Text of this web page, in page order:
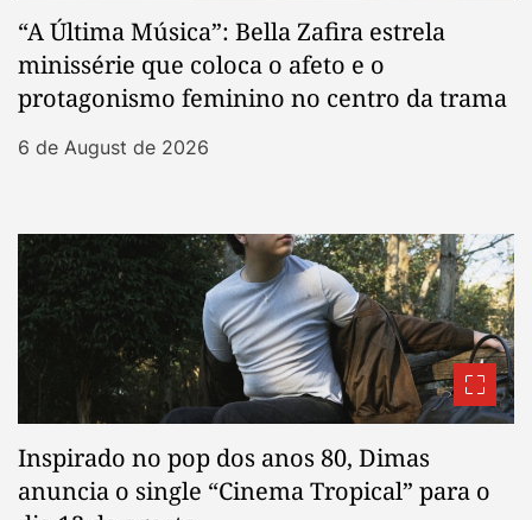
“A Última Música”: Bella Zafira estrela
minissérie que coloca o afeto e o
protagonismo feminino no centro da trama
6 de August de 2026
Inspirado no pop dos anos 80, Dimas
anuncia o single “Cinema Tropical” para o